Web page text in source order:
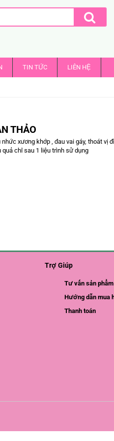
TIN TỨC LIÊN HỆ
THẢO
xương khớp , đau vai gáy, thoát vị
chỉ sau 1 liệu trình sử dụng
Trợ Giúp
Tư vấn sản phẩm
Hướng dẫn mua
Thanh toán